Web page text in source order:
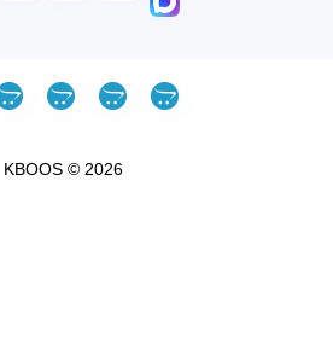
KBOOS © 2026